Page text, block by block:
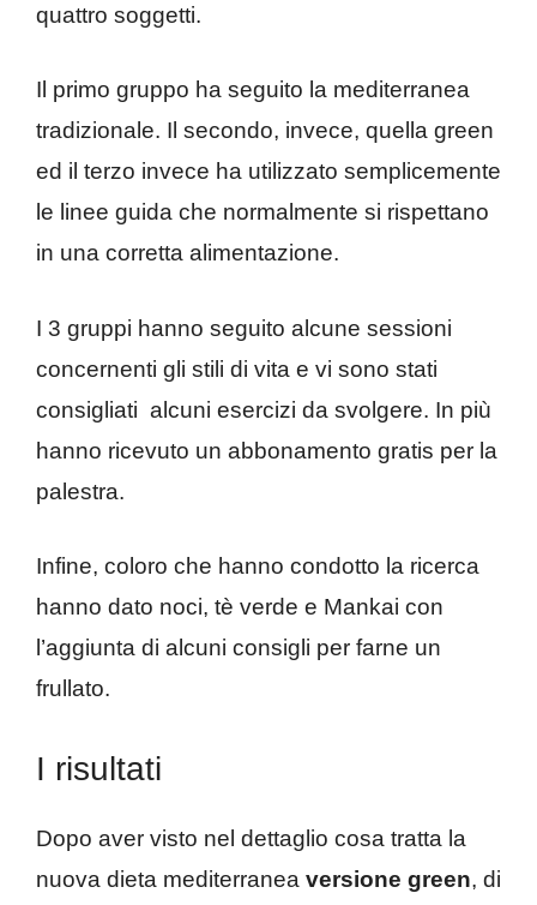
quattro soggetti.
Il primo gruppo ha seguito la mediterranea
tradizionale. Il secondo, invece, quella green
ed il terzo invece ha utilizzato semplicemente
le linee guida che normalmente si rispettano
in una corretta alimentazione.
I 3 gruppi hanno seguito alcune sessioni
concernenti gli stili di vita e vi sono stati
consigliati alcuni esercizi da svolgere. In più
hanno ricevuto un abbonamento gratis per la
palestra.
Infine, coloro che hanno condotto la ricerca
hanno dato noci, tè verde e Mankai con
l’aggiunta di alcuni consigli per farne un
frullato.
I risultati
Dopo aver visto nel dettaglio cosa tratta la
nuova dieta mediterranea versione green, di